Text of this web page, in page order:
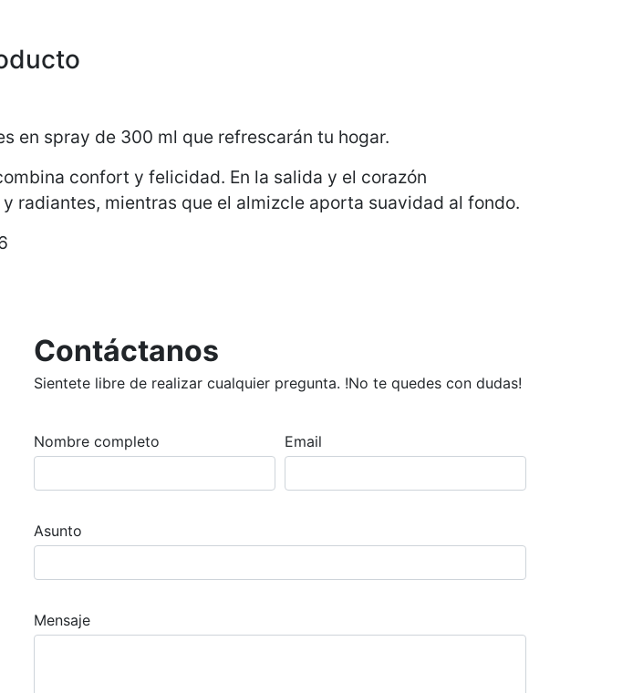
en spray de 300 ml que refrescarán tu hogar.
confort y felicidad. En la salida y el corazón
radiantes, mientras que el almizcle aporta suavidad al fondo.
Contáctanos
Sientete libre de realizar cualquier pregunta. !No te quedes con dudas!
Nombre completo Email
Asunto
Mensaje